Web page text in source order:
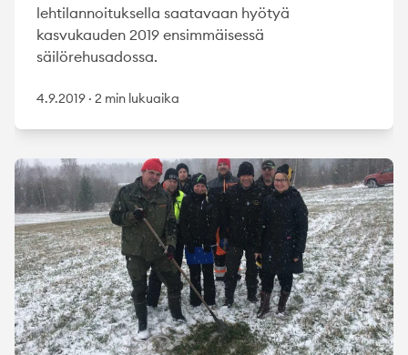
lehtilannoituksella saatavaan hyötyä
kasvukauden 2019 ensimmäisessä
säilörehusadossa.
4.9.2019 · 2 min lukuaika